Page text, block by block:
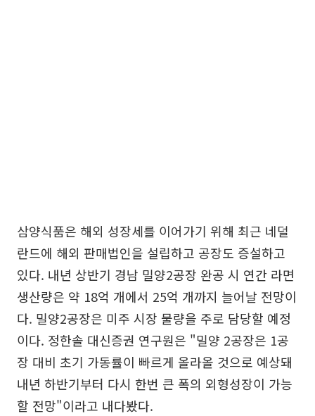
삼양식품은 해외 성장세를 이어가기 위해 최근 네덜
란드에 해외 판매법인을 설립하고 공장도 증설하고
있다. 내년 상반기 경남 밀양2공장 완공 시 연간 라면
생산량은 약 18억 개에서 25억 개까지 늘어날 전망이
다. 밀양2공장은 미주 시장 물량을 주로 담당할 예정
이다. 정한솔 대신증권 연구원은 "밀양 2공장은 1공
장 대비 초기 가동률이 빠르게 올라올 것으로 예상돼
내년 하반기부터 다시 한번 큰 폭의 외형성장이 가능
할 전망"이라고 내다봤다.